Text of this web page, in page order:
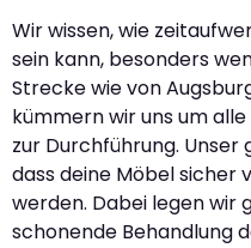
Wir wissen, wie
sein kann, besonders
Strecke wie von
kümmern wir uns um
zur Durchführung.
dass deine Möbel
werden. Dabei legen wir
schonende Behandlung